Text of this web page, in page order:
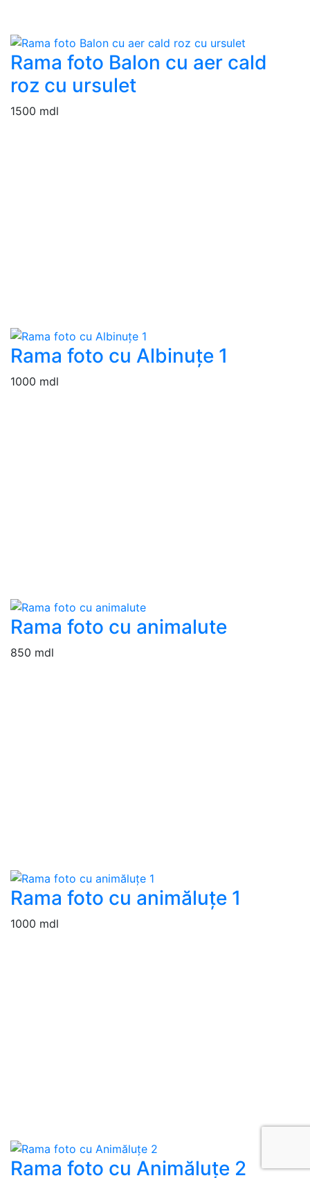
Rama foto Balon cu aer cald
roz cu ursulet
1500 mdl
Rama foto cu Albinuțe 1
1000 mdl
Rama foto cu animalute
850 mdl
Rama foto cu animăluțe 1
1000 mdl
Rama foto cu Animăluțe 2